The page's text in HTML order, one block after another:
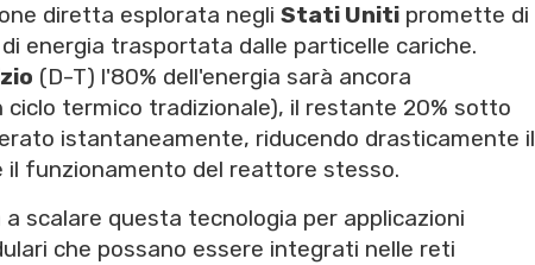
diretta esplorata negli Stati Uniti promette di
energia trasportata dalle particelle cariche.
(D-T) l'80% dell'energia sarà ancora
termico tradizionale), il restante 20% sotto
istantaneamente, riducendo drasticamente il
funzionamento del reattore stesso.
a scalare questa tecnologia per applicazioni
che possano essere integrati nelle reti